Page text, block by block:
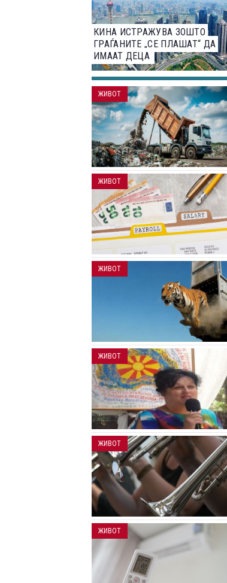
КИНА ИСТРАЖУВА ЗОШТО
ГРАЃАНИТЕ „СЕ ПЛАШАТ“ ДА
ИМААТ ДЕЦА
ЖИВОТ
ЖИВОТ
ЖИВОТ
ЖИВОТ
ЖИВОТ
ЖИВОТ